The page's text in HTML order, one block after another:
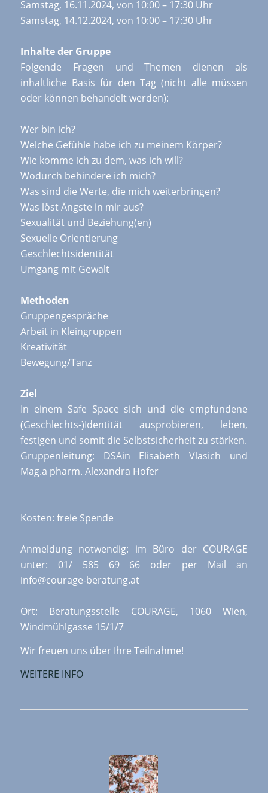
Samstag, 16.11.2024, von 10:00 – 17:30 Uhr
Samstag, 14.12.2024, von 10:00 – 17:30 Uhr
Inhalte der Gruppe
Folgende Fragen und Themen dienen als
inhaltliche Basis für den Tag (nicht alle müssen
oder können behandelt werden):
Wer bin ich?
Welche Gefühle habe ich zu meinem Körper?
Wie komme ich zu dem, was ich will?
Wodurch behindere ich mich?
Was sind die Werte, die mich weiterbringen?
Was löst Ängste in mir aus?
Sexualität und Beziehung(en)
Sexuelle Orientierung
Geschlechtsidentität
Umgang mit Gewalt
Methoden
Gruppengespräche
Arbeit in Kleingruppen
Kreativität
Bewegung/Tanz
Ziel
In einem Safe Space sich und die empfundene
(Geschlechts-)Identität ausprobieren, leben,
festigen und somit die Selbstsicherheit zu stärken.
Gruppenleitung: DSAin Elisabeth Vlasich und
Mag.a pharm. Alexandra Hofer
Kosten: freie Spende
Anmeldung notwendig: im Büro der COURAGE
unter: 01/ 585 69 66 oder per Mail an
info@courage-beratung.at
Ort: Beratungsstelle COURAGE, 1060 Wien,
Windmühlgasse 15/1/7
Wir freuen uns über Ihre Teilnahme!
WEITERE INFO